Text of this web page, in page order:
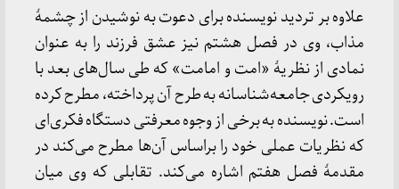
علاوه بر تردید نویسنده برای دعوت به نوشیدن از چشمهٔ
مذاب، وی در فصل هشتم نیز عشق فرزند را به عنوان
نمادی از نظریهٔ «امت و امامت» که طی سال‌های بعد با
رویکردی جامعه‌شناسانه به طرح آن پرداخته، مطرح کرده
است. نویسنده به برخی از وجوه معرفتی دستگاه فکری‌ای
که نظریات عملی خود را براساس آن‌ها مطرح می‌کند در
مقدمهٔ فصل هفتم اشاره می‌کند. تقابلی که وی میان